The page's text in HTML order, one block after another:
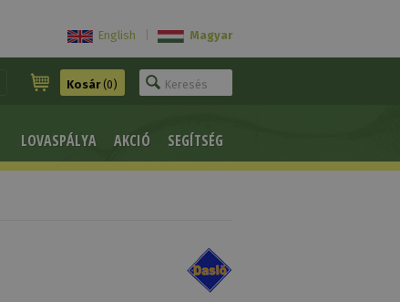
English Magyar
Kosár(0)
LOVASPÁLYA AKCIÓ SEGÍTSÉG